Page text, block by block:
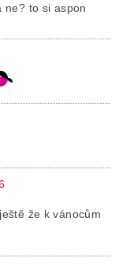
ne? to si aspon
že k vánocům